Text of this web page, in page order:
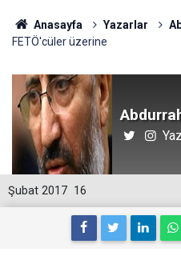
Anasayfa Yazarlar
FETÖ'cüler üzerine
16
Şubat 2017